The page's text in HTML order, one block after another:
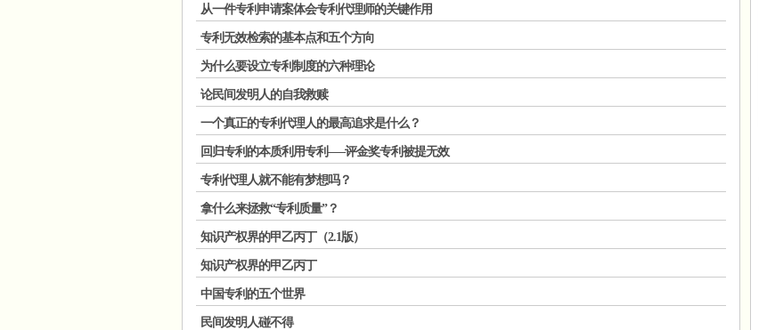
从一件专利申请案体会专利代理师的关键作用
专利无效检索的基本点和五个方向
为什么要设立专利制度的六种理论
论民间发明人的自我救赎
一个真正的专利代理人的最高追求是什么？
回归专利的本质利用专利—–评金奖专利被提无效
专利代理人就不能有梦想吗？
拿什么来拯救“专利质量”？
知识产权界的甲乙丙丁（2.1版）
知识产权界的甲乙丙丁
中国专利的五个世界
民间发明人碰不得